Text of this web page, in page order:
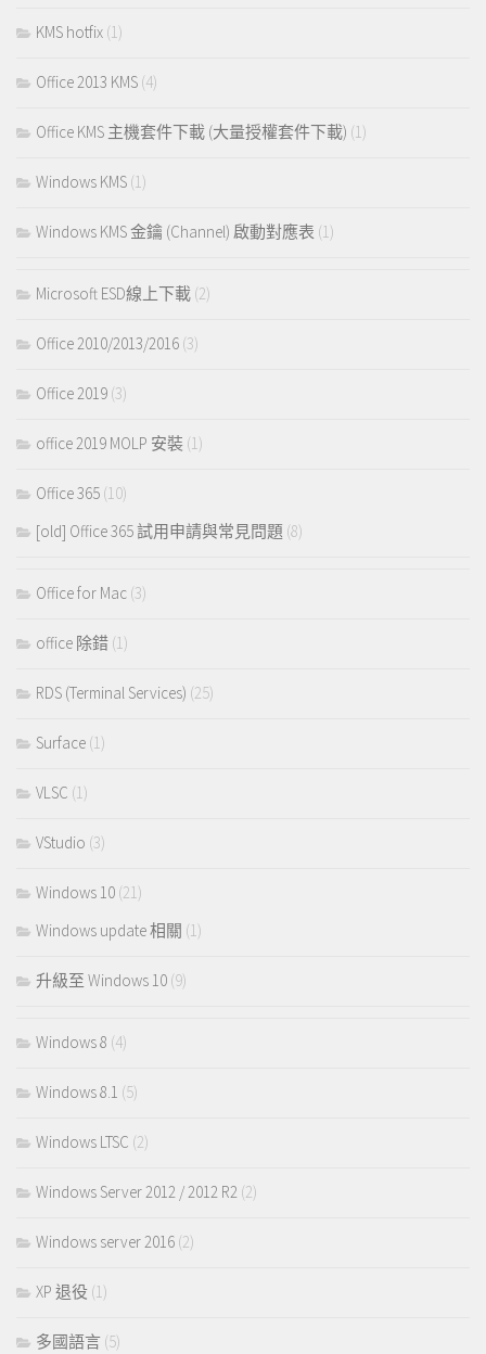
KMS hotfix (1)
Office 2013 KMS (4)
Office KMS 主機套件下載 (大量授權套件下載) (1)
Windows KMS (1)
Windows KMS 金鑰 (Channel) 啟動對應表 (1)
Microsoft ESD線上下載 (2)
Office 2010/2013/2016 (3)
Office 2019 (3)
office 2019 MOLP 安裝 (1)
Office 365 (10)
[old] Office 365 試用申請與常見問題 (8)
Office for Mac (3)
office 除錯 (1)
RDS (Terminal Services) (25)
Surface (1)
VLSC (1)
VStudio (3)
Windows 10 (21)
Windows update 相關 (1)
升級至 Windows 10 (9)
Windows 8 (4)
Windows 8.1 (5)
Windows LTSC (2)
Windows Server 2012 / 2012 R2 (2)
Windows server 2016 (2)
XP 退役 (1)
多國語言 (5)